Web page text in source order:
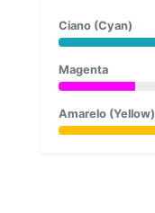
Ciano (Cyan)
Magenta
Amarelo (Yellow)